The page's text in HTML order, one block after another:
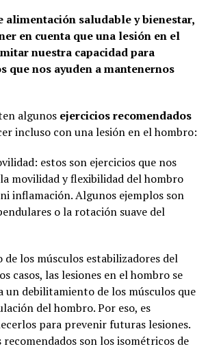
alimentación saludable y bienestar,
en cuenta que una lesión en el
nuestra capacidad para
que nos ayuden a mantenernos
algunos ejercicios recomendados
incluso con una lesión en el hombro:
estos son ejercicios que nos
movilidad y flexibilidad del hombro
inflamación. Algunos ejemplos son
o la rotación suave del
los músculos estabilizadores del
casos, las lesiones en el hombro se
un debilitamiento de los músculos que
del hombro. Por eso, es
para prevenir futuras lesiones.
son los isométricos de